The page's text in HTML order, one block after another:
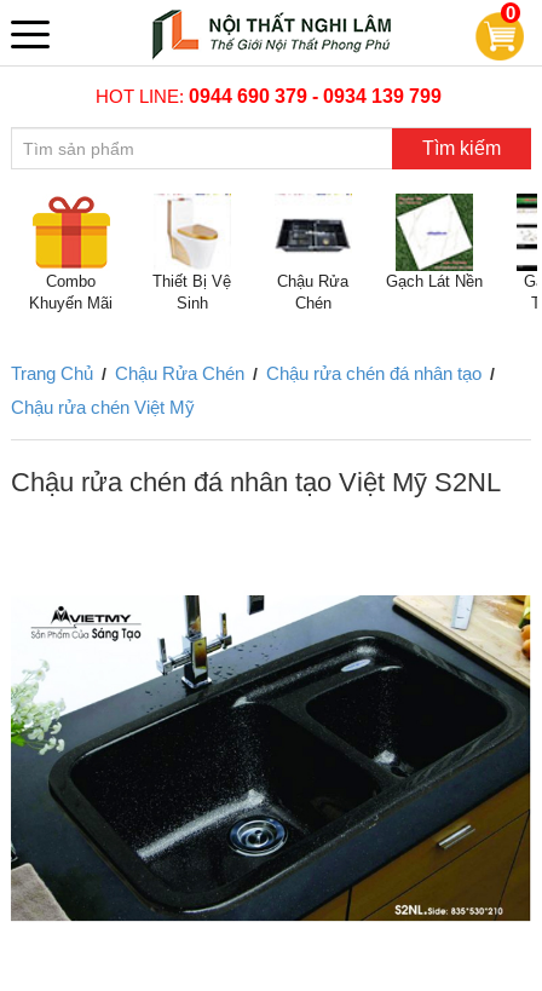
0
HOT LINE:0944 690 379 - 0934 139 799
Tìm kiếm
Combo
Khuyến Mãi
Thiết Bị Vệ
Sinh
Chậu Rửa
Chén
Gạch Lát Nền
Trang Chủ / Chậu Rửa Chén / Chậu rửa chén đá nhân tạo /
Chậu rửa chén Việt Mỹ
Chậu rửa chén đá nhân tạo Việt Mỹ S2NL